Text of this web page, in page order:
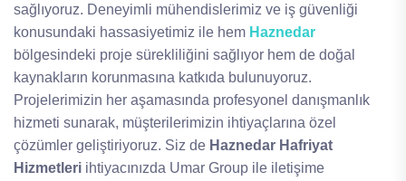
sağlıyoruz. Deneyimli mühendislerimiz ve iş güvenliği
konusundaki hassasiyetimiz ile hem Haznedar
bölgesindeki proje sürekliliğini sağlıyor hem de doğal
kaynakların korunmasına katkıda bulunuyoruz.
Projelerimizin her aşamasında profesyonel danışmanlık
hizmeti sunarak, müşterilerimizin ihtiyaçlarına özel
çözümler geliştiriyoruz. Siz de Haznedar Hafriyat
Hizmetleri ihtiyacınızda Umar Group ile iletişime